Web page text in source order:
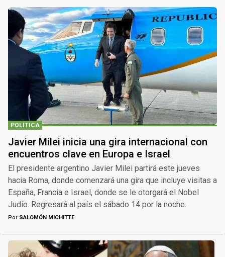
POLÍTICA
Javier Milei inicia una gira internacional con
encuentros clave en Europa e Israel
El presidente argentino Javier Milei partirá este jueves
hacia Roma, donde comenzará una gira que incluye visitas a
España, Francia e Israel, donde se le otorgará el Nobel
Judío. Regresará al país el sábado 14 por la noche.
Por SALOMÓN MICHITTE